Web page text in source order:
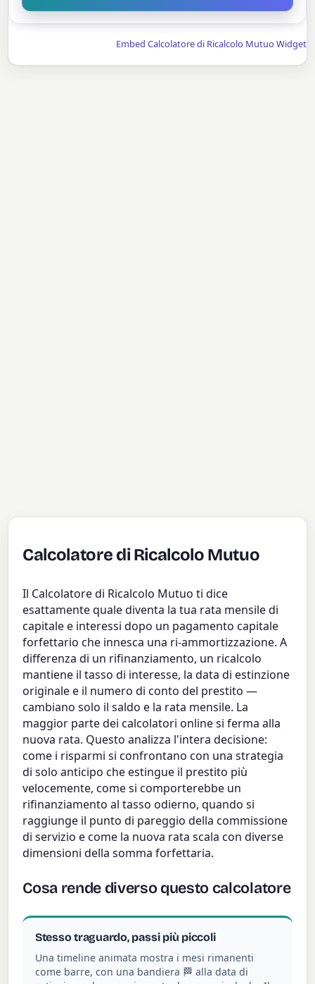
Embed Calcolatore di Ricalcolo Mutuo Widget
Calcolatore di Ricalcolo Mutuo
Il Calcolatore di Ricalcolo Mutuo ti dice
esattamente quale diventa la tua rata mensile di
capitale e interessi dopo un pagamento capitale
forfettario che innesca una ri-ammortizzazione. A
differenza di un rifinanziamento, un ricalcolo
mantiene il tasso di interesse, la data di estinzione
originale e il numero di conto del prestito —
cambiano solo il saldo e la rata mensile. La
maggior parte dei calcolatori online si ferma alla
nuova rata. Questo analizza l'intera decisione:
come i risparmi si confrontano con una strategia
di solo anticipo che estingue il prestito più
velocemente, come si comporterebbe un
rifinanziamento al tasso odierno, quando si
raggiunge il punto di pareggio della commissione
di servizio e come la nuova rata scala con diverse
dimensioni della somma forfettaria.
Cosa rende diverso questo calcolatore
Stesso traguardo, passi più piccoli
Una timeline animata mostra i mesi rimanenti
come barre, con una bandiera 🏁 alla data di